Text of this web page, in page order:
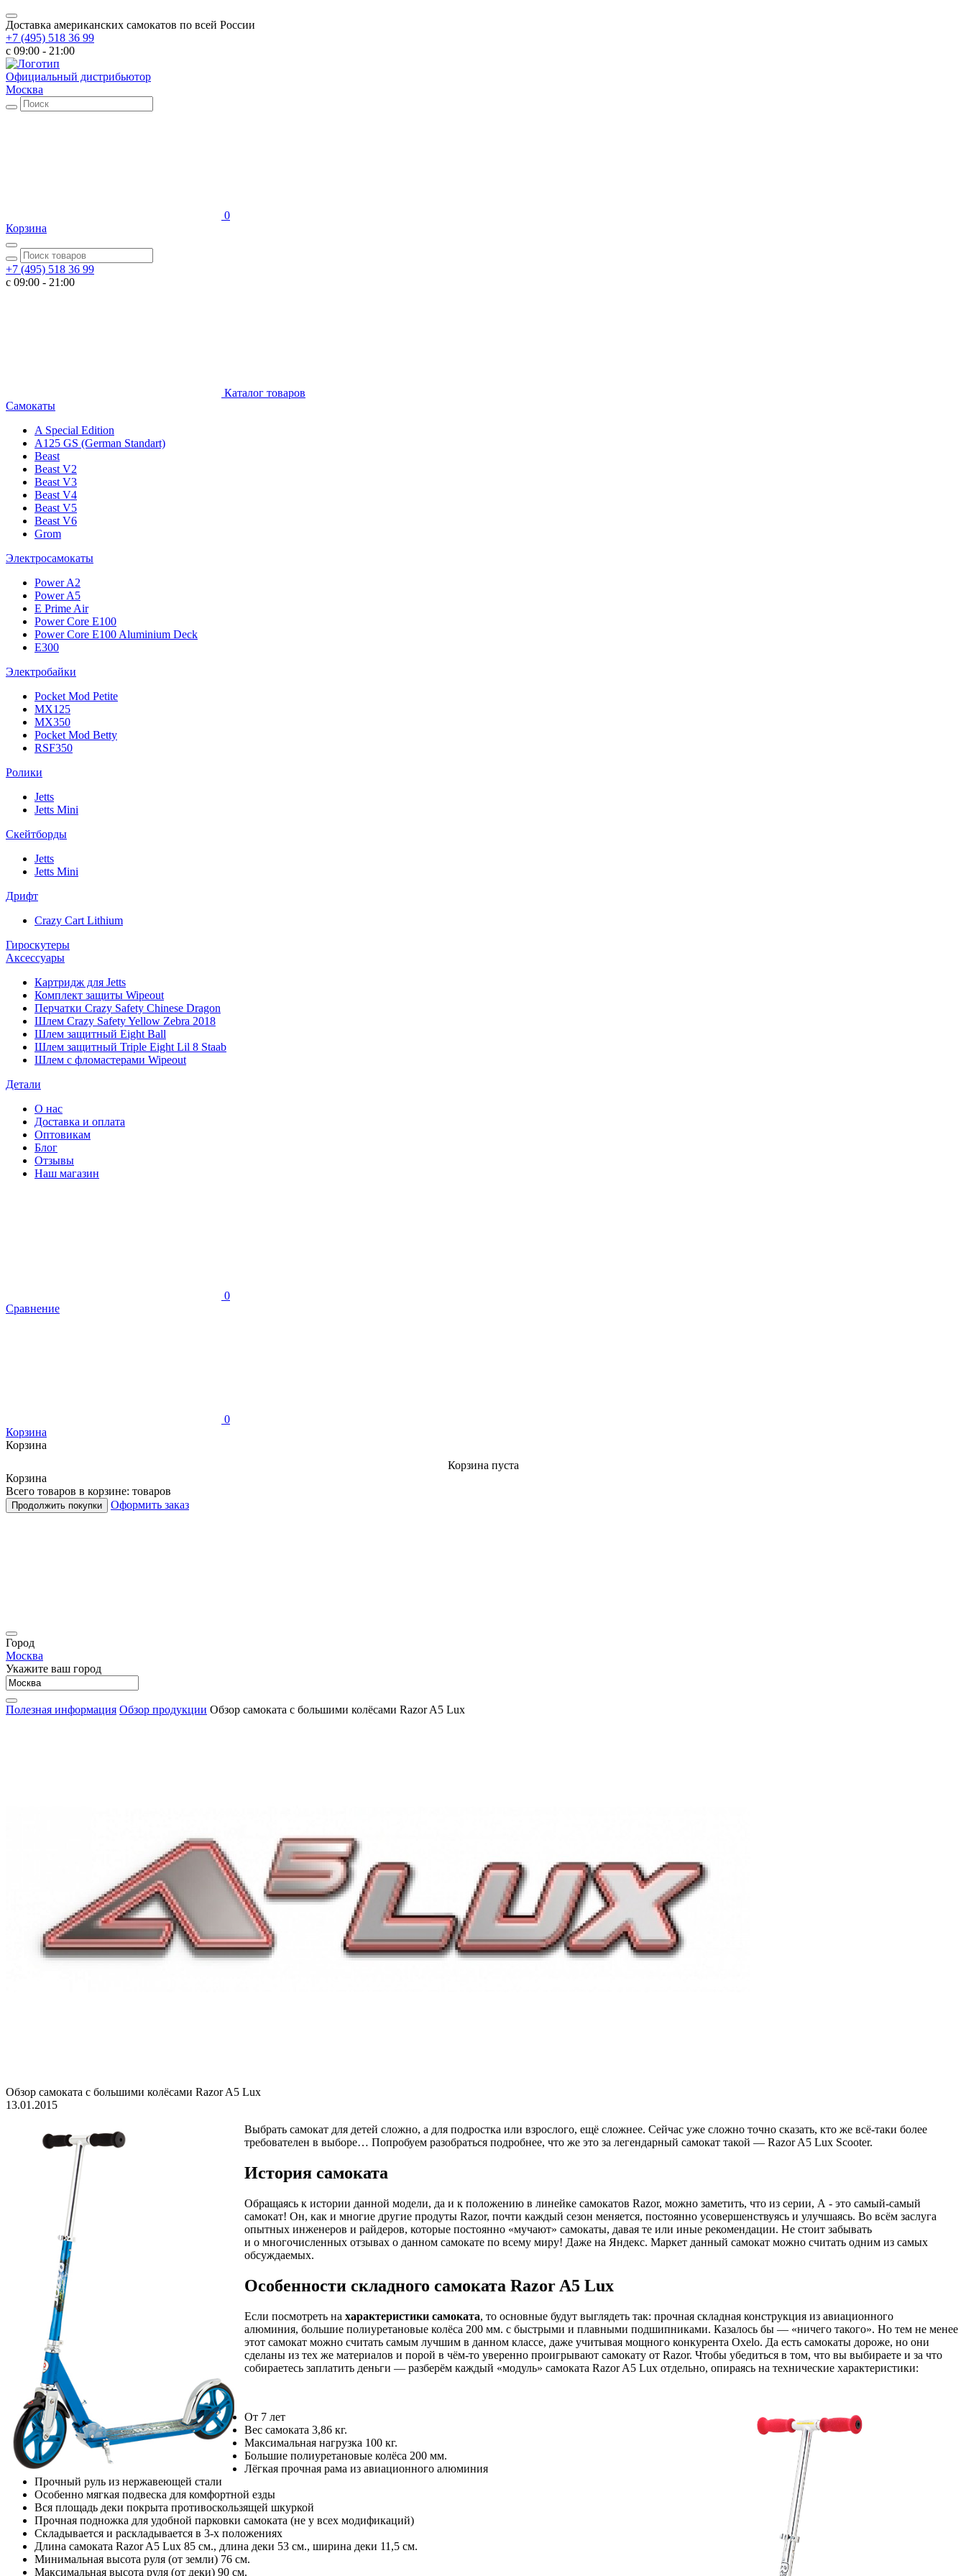
Доставка американских самокатов по всей России
+7 (495) 518 36 99
c 09:00 - 21:00
Официальный дистрибьютор
Москва
0
Корзина
+7 (495) 518 36 99
c 09:00 - 21:00
Каталог товаров
Самокаты
A Special Edition
A125 GS (German Standart)
Beast
Beast V2
Beast V3
Beast V4
Beast V5
Beast V6
Grom
Электросамокаты
Power A2
Power A5
E Prime Air
Power Core E100
Power Core E100 Aluminium Deck
E300
Электробайки
Pocket Mod Petite
MX125
MX350
Pocket Mod Betty
RSF350
Ролики
Jetts
Jetts Mini
Скейтборды
Jetts
Jetts Mini
Дрифт
Crazy Cart Lithium
Гироскутеры
Аксессуары
Картридж для Jetts
Комплект защиты Wipeout
Перчатки Crazy Safety Chinese Dragon
Шлем Crazy Safety Yellow Zebra 2018
Шлем защитный Eight Ball
Шлем защитный Triple Eight Lil 8 Staab
Шлем с фломастерами Wipeout
Детали
О нас
Доставка и оплата
Оптовикам
Блог
Отзывы
Наш магазин
0
Сравнение
0
Корзина
Корзина
Корзина пуста
Корзина
Всего товаров в корзине: товаров
Продолжить покупки Оформить заказ
Город
Москва
Укажите ваш город
Полезная информация Обзор продукции Обзор самоката с большими колёсами Razor A5 Lux
Обзор самоката с большими колёсами Razor A5 Lux
13.01.2015
Выбрать самокат для детей сложно, а для подростка или взрослого, ещё сложнее. Сейчас уже сложно точно сказать, кто же всё-таки более
требователен в выборе… Попробуем разобраться подробнее, что же это за легендарный самокат такой — Razor A5 Lux Scooter.
История самоката
Обращаясь к истории данной модели, да и к положению в линейке самокатов Razor, можно заметить, что из серии, А - это самый-самый
самокат! Он, как и многие другие продуты Razor, почти каждый сезон меняется, постоянно усовершенствуясь и улучшаясь. Во всём заслуга
опытных инженеров и райдеров, которые постоянно «мучают» самокаты, давая те или иные рекомендации. Не стоит забывать
и о многочисленных отзывах о данном самокате по всему миру! Даже на Яндекс. Маркет данный самокат можно считать одним из самых
обсуждаемых.
Особенности складного самоката Razor A5 Lux
Если посмотреть на характеристики самоката, то основные будут выглядеть так: прочная складная конструкция из авиационного
алюминия, большие полиуретановые колёса 200 мм. с быстрыми и плавными подшипниками. Казалось бы — «ничего такого». Но тем не менее
этот самокат можно считать самым лучшим в данном классе, даже учитывая мощного конкурента Oxelo. Да есть самокаты дороже, но они
сделаны из тех же материалов и порой в чём-то уверенно проигрывают самокату от Razor. Чтобы убедиться в том, что вы выбираете и за что
собираетесь заплатить деньги — разберём каждый «модуль» самоката Razor A5 Lux отдельно, опираясь на технические характеристики:
От 7 лет
Вес самоката 3,86 кг.
Максимальная нагрузка 100 кг.
Большие полиуретановые колёса 200 мм.
Лёгкая прочная рама из авиационного алюминия
Прочный руль из нержавеющей стали
Особенно мягкая подвеска для комфортной езды
Вся площадь деки покрыта противоскользящей шкуркой
Прочная подножка для удобной парковки самоката (не у всех модификаций)
Складывается и раскладывается в 3-х положениях
Длина самоката Razor A5 Lux 85 см., длина деки 53 см., ширина деки 11,5 см.
Минимальная высота руля (от земли) 76 см.
Максимальная высота руля (от деки) 90 см.